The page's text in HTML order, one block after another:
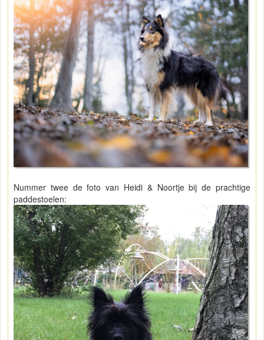
Nummer twee de foto van Heidi & Noortje bij de prachtige
paddestoelen: